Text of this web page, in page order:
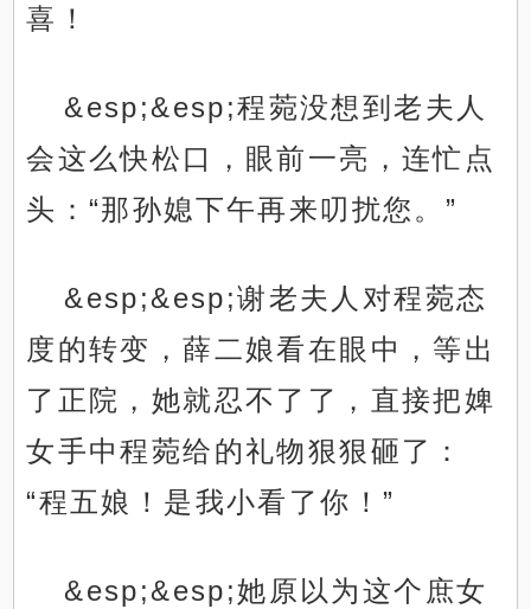
喜！
&esp;&esp;程菀没想到老夫人
会这么快松口，眼前一亮，连忙点
头：“那孙媳下午再来叨扰您。”
&esp;&esp;谢老夫人对程菀态
度的转变，薛二娘看在眼中，等出
了正院，她就忍不了了，直接把婢
女手中程菀给的礼物狠狠砸了：
“程五娘！是我小看了你！”
&esp;&esp;她原以为这个庶女